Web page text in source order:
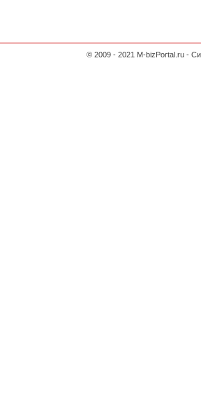
© 2009 - 2021 M-bizPortal.ru -